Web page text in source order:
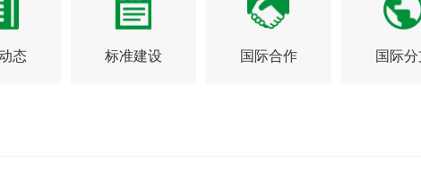
态 标准建设 国际合作 国际分